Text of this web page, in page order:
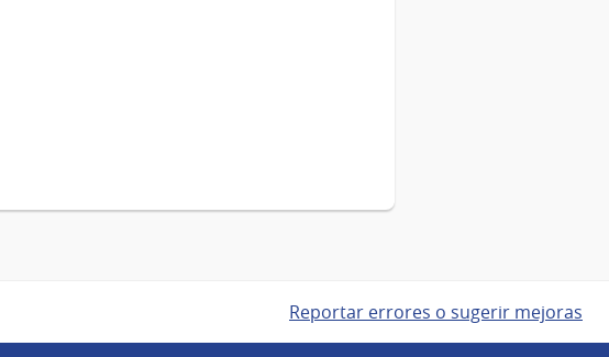
Reportar errores o sugerir mejoras